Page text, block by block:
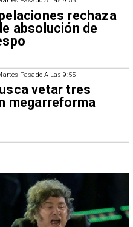
rechaza
absolución de
Pasado A Las 9:55
vetar tres
megarreforma